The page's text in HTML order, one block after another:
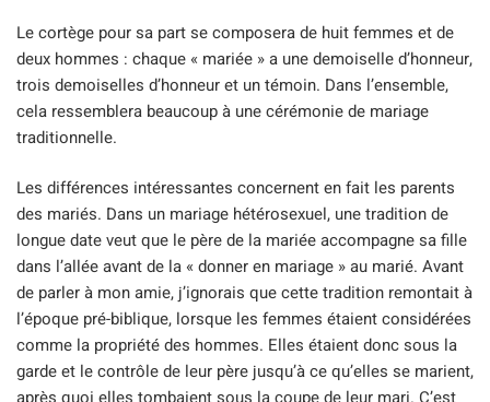
Le cortège pour sa part se composera de huit femmes et de
deux hommes : chaque « mariée » a une demoiselle d’honneur,
trois demoiselles d’honneur et un témoin. Dans l’ensemble,
cela ressemblera beaucoup à une cérémonie de mariage
traditionnelle.
Les différences intéressantes concernent en fait les parents
des mariés. Dans un mariage hétérosexuel, une tradition de
longue date veut que le père de la mariée accompagne sa fille
dans l’allée avant de la « donner en mariage » au marié. Avant
de parler à mon amie, j’ignorais que cette tradition remontait à
l’époque pré-biblique, lorsque les femmes étaient considérées
comme la propriété des hommes. Elles étaient donc sous la
garde et le contrôle de leur père jusqu’à ce qu’elles se marient,